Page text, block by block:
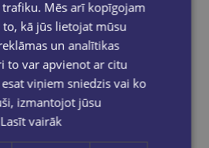
Mēs arī kopīgojam
kā jūs lietojat mūsu
un analītikas
to var apvienot ar citu
viņiem sniedzis vai ko
izmantojot jūsu
Lasīt vairāk